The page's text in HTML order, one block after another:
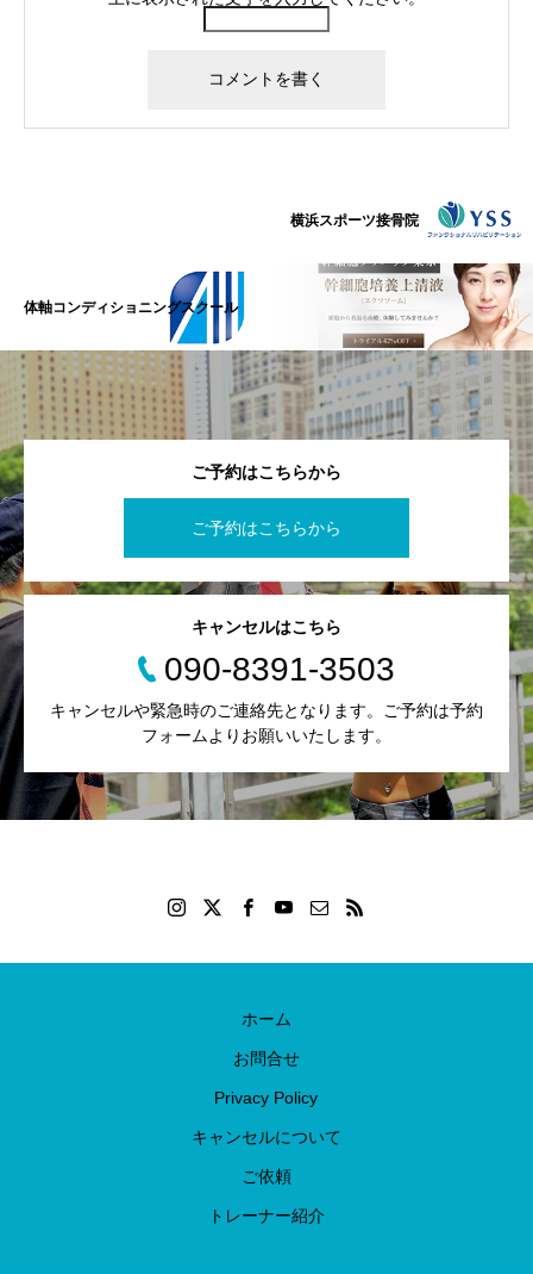
横浜スポーツ接骨院
体軸コンディショニングスクール
ご予約はこちらから
ご予約はこちらから
キャンセルはこちら
090-8391-3503
キャンセルや緊急時のご連絡先となります。ご予約は予約
フォームよりお願いいたします。
ホーム
お問合せ
Privacy Policy
キャンセルについて
ご依頼
トレーナー紹介